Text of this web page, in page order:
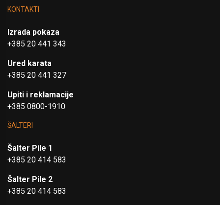
KONTAKTI
Izrada pokaza
+385 20 441 343
Ured karata
+385 20 441 327
Upiti i reklamacije
+385 0800-1910
ŠALTERI
Šalter Pile 1
+385 20 414 583
Šalter Pile 2
+385 20 414 583